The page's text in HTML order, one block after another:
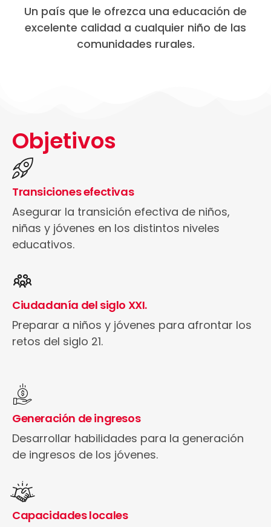
Un país que le ofrezca una educación de
excelente calidad a cualquier niño de las
comunidades rurales.
Objetivos
Transiciones efectivas
Asegurar la transición efectiva de niños,
niñas y jóvenes en los distintos niveles
educativos.
Ciudadanía del siglo XXI.
Preparar a niños y jóvenes para afrontar los
retos del siglo 21.
Generación de ingresos
Desarrollar habilidades para la generación
de ingresos de los jóvenes.
Capacidades locales